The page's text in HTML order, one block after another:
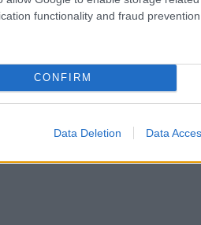
functionality and fraud
CONFIRM
Data Deletion Data